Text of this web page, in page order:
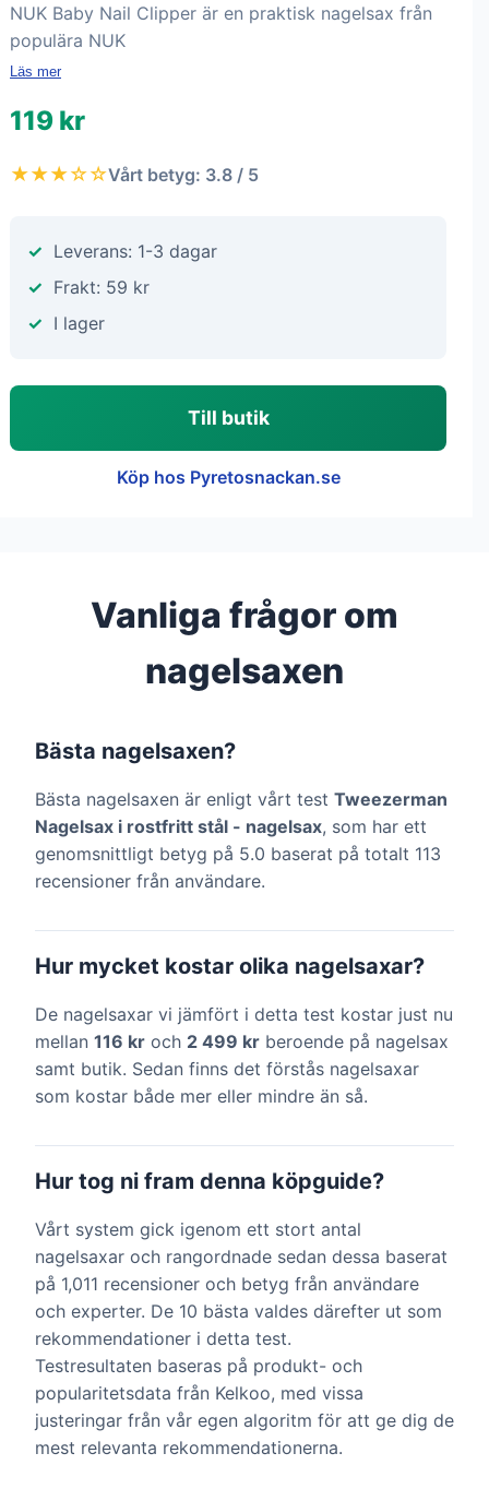
NUK Baby Nail Clipper är en praktisk nagelsax från
populära NUK
Läs mer
119 kr
★★★☆☆Vårt betyg: 3.8 / 5
Leverans: 1-3 dagar
Frakt: 59 kr
I lager
Till butik
Köp hos Pyretosnackan.se
Vanliga frågor om
nagelsaxen
Bästa nagelsaxen?
Bästa nagelsaxen är enligt vårt test Tweezerman
Nagelsax i rostfritt stål - nagelsax, som har ett
genomsnittligt betyg på 5.0 baserat på totalt 113
recensioner från användare.
Hur mycket kostar olika nagelsaxar?
De nagelsaxar vi jämfört i detta test kostar just nu
mellan 116 kr och 2 499 kr beroende på nagelsax
samt butik. Sedan finns det förstås nagelsaxar
som kostar både mer eller mindre än så.
Hur tog ni fram denna köpguide?
Vårt system gick igenom ett stort antal
nagelsaxar och rangordnade sedan dessa baserat
på 1,011 recensioner och betyg från användare
och experter. De 10 bästa valdes därefter ut som
rekommendationer i detta test.
Testresultaten baseras på produkt- och
popularitetsdata från Kelkoo, med vissa
justeringar från vår egen algoritm för att ge dig de
mest relevanta rekommendationerna.